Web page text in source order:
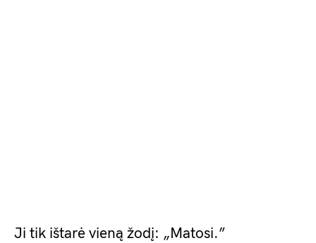
Ji tik ištarė vieną žodį: „Matosi.”